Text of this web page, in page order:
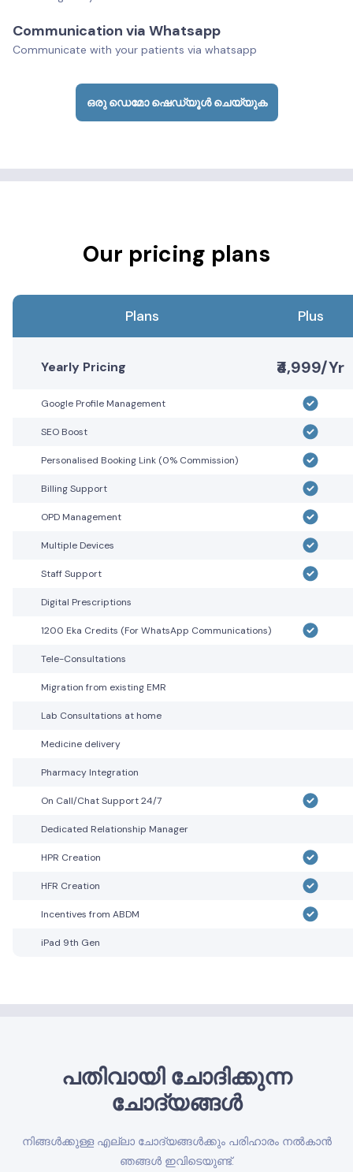
Communication via Whatsapp
Communicate with your patients via whatsapp
ഒരു ഡെമോ ഷെഡ്യൂൾ ചെയ്യുക
Our pricing plans
Plans Plus
Yearly Pricing ₹4,999/Yr
Google Profile Management
SEO Boost
Personalised Booking Link (0% Commission)
Billing Support
OPD Management
Multiple Devices
Staff Support
Digital Prescriptions
1200 Eka Credits (For WhatsApp Communications)
Tele-Consultations
Migration from existing EMR
Lab Consultations at home
Medicine delivery
Pharmacy Integration
On Call/Chat Support 24/7
Dedicated Relationship Manager
HPR Creation
HFR Creation
Incentives from ABDM
iPad 9th Gen
പതിവായി ചോദിക്കുന്ന
ചോദ്യങ്ങൾ
നിങ്ങൾക്കുള്ള എല്ലാ ചോദ്യങ്ങൾക്കും പരിഹാരം നൽകാൻ
ഞങ്ങൾ ഇവിടെയുണ്ട്.